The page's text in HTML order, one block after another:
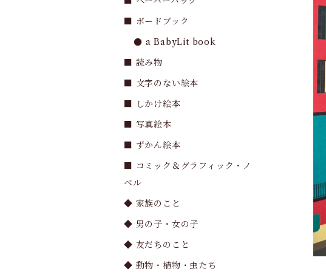
■ ボードブック
● a BabyLit book
■ 読み物
■ 文字のない絵本
■ しかけ絵本
■ 写真絵本
■ ずかん絵本
■ コミック＆グラフィック・ノ
ベル
◆ 家族のこと
◆ 男の子・女の子
◆ 友だちのこと
◆ 動物・植物・虫たち